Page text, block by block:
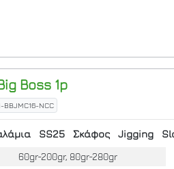
Boss 1p
BBJMC16-NCC
SS25 Σκάφος Jigging
60gr-200gr, 80gr-280gr